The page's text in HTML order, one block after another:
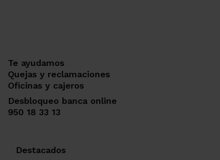
Te ayudamos
Quejas y reclamaciones
Oficinas y cajeros
Desbloqueo banca online
950 18 33 13
Destacados